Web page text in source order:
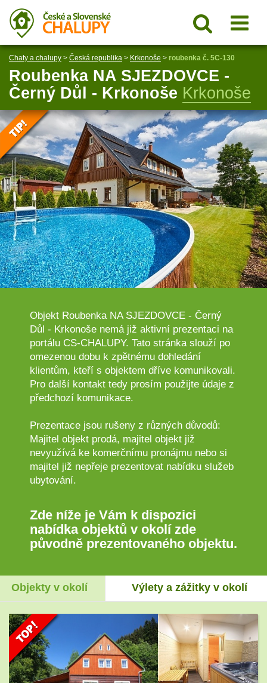
Chaty a chalupy > Česká republika > Krkonoše > roubenka č. 5C-130
Roubenka NA SJEZDOVCE -
Černý Důl - Krkonoše Krkonoše
Objekt Roubenka NA SJEZDOVCE - Černý
Důl - Krkonoše nemá již aktivní prezentaci na
portálu CS-CHALUPY. Tato stránka slouží po
omezenou dobu k zpětnému dohledání
klientům, kteří s objektem dříve komunikovali.
Pro další kontakt tedy prosím použijte údaje z
předchozí komunikace.
Prezentace jsou rušeny z různých důvodů:
Majitel objekt prodá, majitel objekt již
nevyužívá ke komerčnímu pronájmu nebo si
majitel již nepřeje prezentovat nabídku služeb
ubytování.
Zde níže je Vám k dispozici
nabídka objektů v okolí zde
původně prezentovaného objektu.
Objekty v okolí Výlety a zážitky v okolí